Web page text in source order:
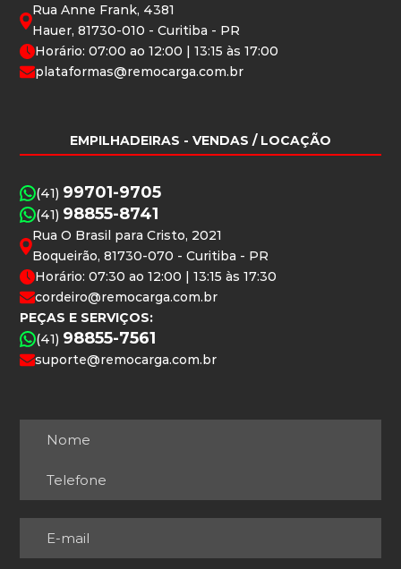
Rua Anne Frank, 4381
Hauer, 81730-010 - Curitiba - PR
Horário: 07:00 ao 12:00 | 13:15 às 17:00
plataformas@remocarga.com.br
EMPILHADEIRAS - VENDAS / LOCAÇÃO
(41) 99701-9705
(41) 98855-8741
Rua O Brasil para Cristo, 2021
Boqueirão, 81730-070 - Curitiba - PR
Horário: 07:30 ao 12:00 | 13:15 às 17:30
cordeiro@remocarga.com.br
PEÇAS E SERVIÇOS:
(41) 98855-7561
suporte@remocarga.com.br